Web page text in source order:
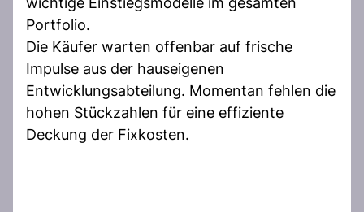
Portfolio.
Die Käufer warten offenbar auf frische
Impulse aus der hauseigenen
Entwicklungsabteilung. Momentan fehlen die
hohen Stückzahlen für eine effiziente
Deckung der Fixkosten.